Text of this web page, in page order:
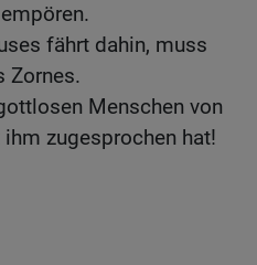
fährt dahin, muss
Zornes.
Menschen von
zugesprochen hat!